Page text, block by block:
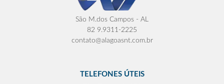
São M.dos Campos - AL
82 9.9311-2225
contato@alagoasnt.com.br
TELEFONES ÚTEIS